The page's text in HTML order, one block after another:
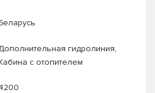
гидролиния,
с отопителем